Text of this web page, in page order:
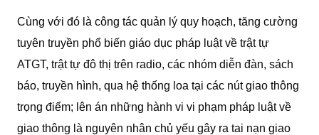
Cùng với đó là công tác quản lý quy hoạch, tăng cường
tuyên truyền phổ biến giáo dục pháp luật về trật tự
ATGT, trật tự đô thị trên radio, các nhóm diễn đàn, sách
báo, truyền hình, qua hệ thống loa tại các nút giao thông
trọng điểm; lên án những hành vi vi phạm pháp luật về
giao thông là nguyên nhân chủ yếu gây ra tai nạn giao